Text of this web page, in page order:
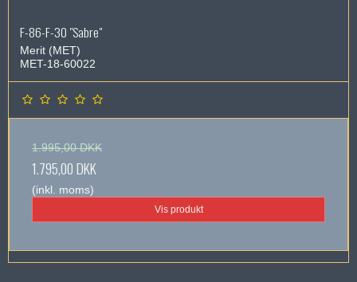
F-86-F-30 "Sabre"
Merit (MET)
MET-18-60022
1.995,00 DKK
1.795,00 DKK
(inkl. moms)
Vis produkt